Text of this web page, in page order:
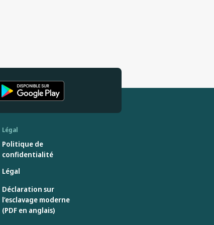
Légal
Politique de
confidentialité
Légal
Déclaration sur
l’esclavage moderne
(PDF en anglais)